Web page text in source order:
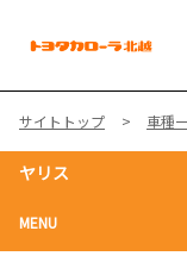
サイトトップ 車種
ヤリス
MENU